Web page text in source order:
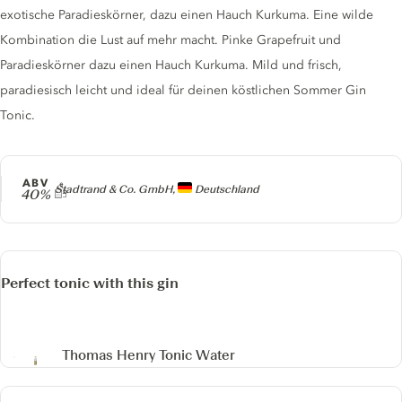
Producer
Stadtrand & Co. GmbH, Deutschland
ABV
40%
exotische Paradieskörner, dazu einen Hauch Kurkuma. Eine wilde
Kombination die Lust auf mehr macht. Pinke Grapefruit und
Paradieskörner dazu einen Hauch Kurkuma. Mild und frisch,
paradiesisch leicht und ideal für deinen köstlichen Sommer Gin
Tonic.
Perfect tonic with this gin
Thomas Henry Tonic Water